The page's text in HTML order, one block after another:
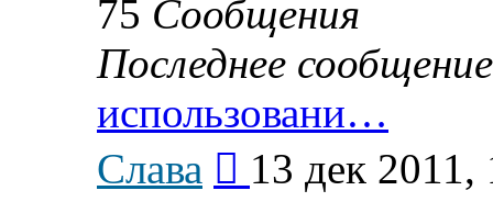
75 Сообщения
Последнее сообщение
использовани…
Слава
последнему
13 дек 2011,